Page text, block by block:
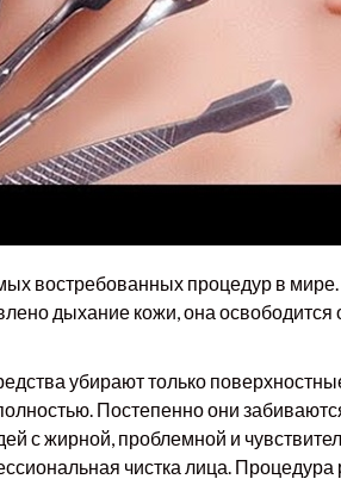
востребованных процедур в
дыхание кожи, она
убирают только
Постепенно они
с жирной, проблемной и
чистка лица. Процедура